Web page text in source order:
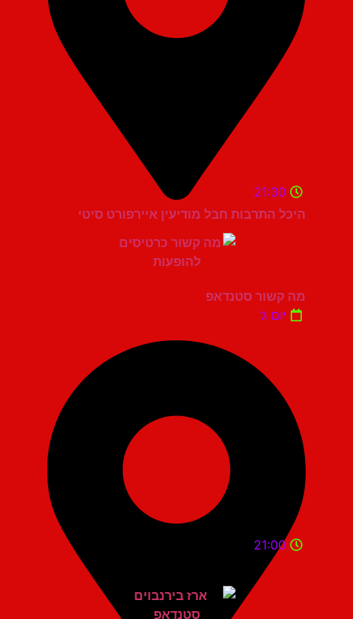
היכל התרבות חבל מודיעין איירפורט סיטי
21:30
מה קשור סטנדאפ
יום ג'
21:00